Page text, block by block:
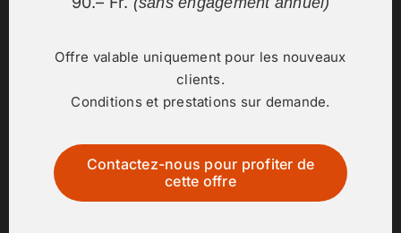
UN FITNESS
POUR TOUS
Offre valable uniquement pour les nouveaux
clients.
Conditions et prestations sur demande.
Contactez-nous pour profiter de
cette offre